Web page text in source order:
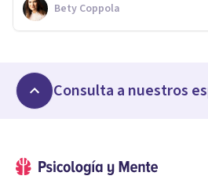
Bety Coppola
Consulta a nuestros